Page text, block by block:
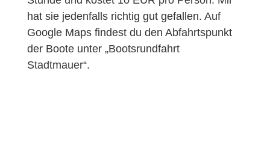
hat sie jedenfalls richtig gut gefallen. Auf
Google Maps findest du den Abfahrtspunkt
der Boote unter „Bootsrundfahrt
Stadtmauer“.